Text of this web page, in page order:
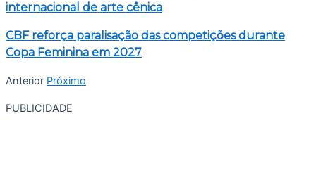
internacional de arte cênica
CBF reforça paralisação das competições durante
Copa Feminina em 2027
Anterior Próximo
PUBLICIDADE